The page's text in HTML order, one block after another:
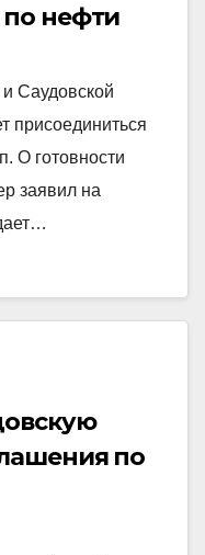
нефти
Саудовской
присоединиться
О готовности
заявил на
по